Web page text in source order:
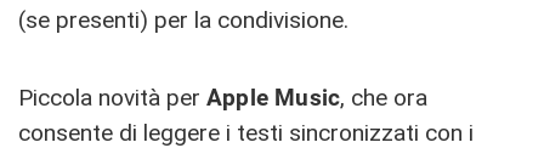
(se presenti) per la condivisione.
Piccola novità per Apple Music, che ora
consente di leggere i testi sincronizzati con i